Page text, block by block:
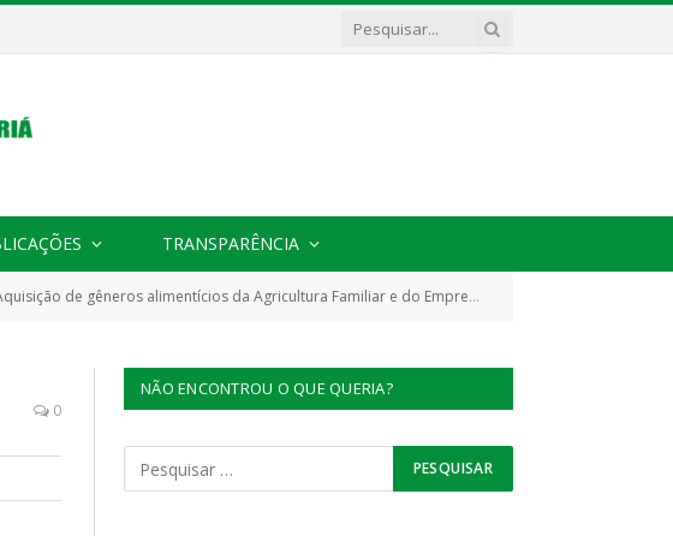
TRANSPARÊNCIA
Agricultura Familiar e do Empreendedor Familiar Rural, para o atendimento ao Programa Nacional de Alimentação Escolar – PNAE)
0
NÃO ENCONTROU O QUE QUERIA?